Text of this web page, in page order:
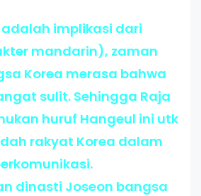
adalah implikasi dari
mandarin), zaman
Korea merasa bahwa
sulit. Sehingga Raja
huruf Hangeul ini utk
rakyat Korea dalam
dinasti Joseon bangsa